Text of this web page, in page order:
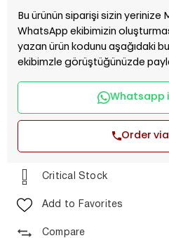
Bu ürünün siparişi sizin yerinize
WhatsApp ekibimizin
yazan ürün kodunu aşağıdaki
ekibimzle görüştüğünüzde
Whatsapp
Order
Critical Stock
Add to Favorites
Compare